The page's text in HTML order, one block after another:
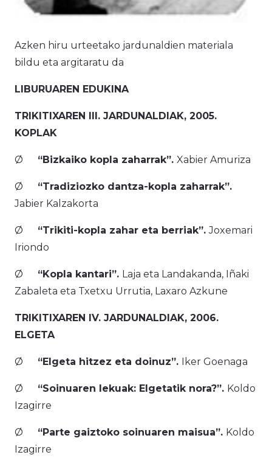
Azken hiru urteetako jardunaldien materiala
bildu eta argitaratu da
LIBURUAREN EDUKINA
TRIKITIXAREN III. JARDUNALDIAK, 2005.
KOPLAK
Ø “Bizkaiko kopla zaharrak”. Xabier Amuriza
Ø “Tradiziozko dantza-kopla zaharrak”.
Jabier Kalzakorta
Ø “Trikiti-kopla zahar eta berriak”.Joxemari
Iriondo
Ø “Kopla kantari”. Laja eta Landakanda, Iñaki
Zabaleta eta Txetxu Urrutia, Laxaro Azkune
TRIKITIXAREN IV. JARDUNALDIAK, 2006.
ELGETA
Ø “Elgeta hitzez eta doinuz”. Iker Goenaga
Ø “Soinuaren lekuak: Elgetatik nora?”. Koldo
Izagirre
Ø “Parte gaiztoko soinuaren maisua”. Koldo
Izagirre